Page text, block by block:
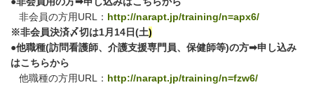
非会員の方用URL： http://narapt.jp/training/n=apx6/
※非会員決済〆切は1月 14日(土)
●他職種(訪問看護師、介護支援専門員、保健師等)の方➡申し込み
はこちらから
他職種の方用URL： http://narapt.jp/training/n=fzw6/